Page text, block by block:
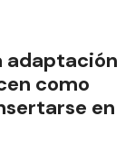
adaptación
como
en